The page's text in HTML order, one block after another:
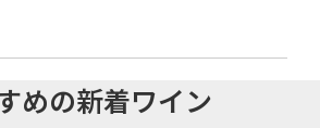
めの新着ワイン